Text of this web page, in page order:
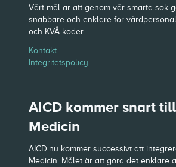
Vårt mål är att genom vår smarta sök
snabbare och enklare för
och KVÅ-koder.
Kontakt
Integritetspolicy
AICD kommer snart
Medicin
AICD.nu kommer successivt att
Medicin. Målet är att göra det enklare